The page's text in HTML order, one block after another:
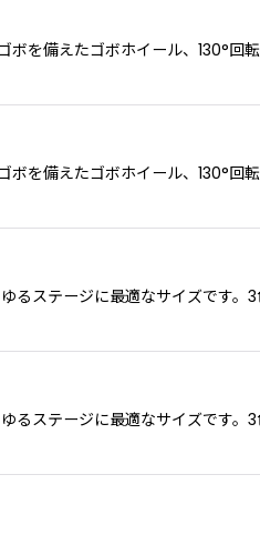
を備えたゴボホイール、130°
を備えたゴボホイール、130°
るステージに最適なサイズです
るステージに最適なサイズです